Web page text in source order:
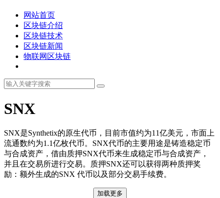
网站首页
区块链介绍
区块链技术
区块链新闻
物联网区块链
SNX
SNX是Synthetix的原生代币，目前市值约为11亿美元，市面上
流通数约为1.1亿枚代币。SNX代币的主要用途是铸造稳定币
与合成资产，借由质押SNX代币来生成稳定币与合成资产，
并且在交易所进行交易。质押SNX还可以获得两种质押奖
励：额外生成的SNX 代币以及部分交易手续费。
加载更多